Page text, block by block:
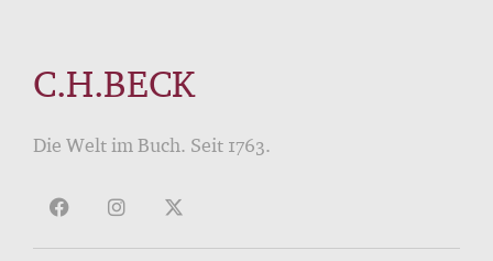
C.H.BECK
Die Welt im Buch. Seit 1763.